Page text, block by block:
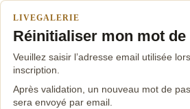
LIVEGALERIE
Réinitialiser mon mot de
Veuillez saisir l’adresse email utilisée
inscription.
Après validation, un nouveau mot de
sera envoyé par email.